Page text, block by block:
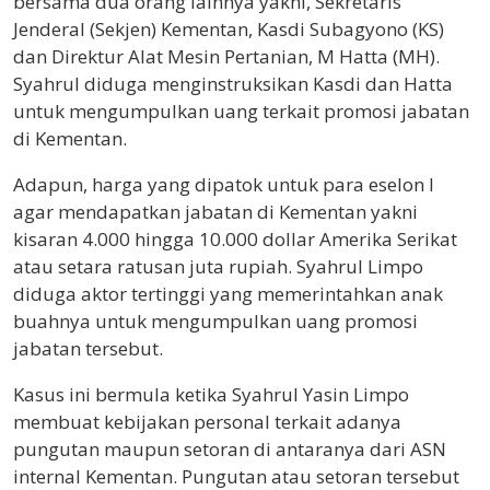
Jenderal (Sekjen) Kementan, Kasdi Subagyono (KS)
dan Direktur Alat Mesin Pertanian, M Hatta (MH).
Syahrul diduga menginstruksikan Kasdi dan Hatta
untuk mengumpulkan uang terkait promosi jabatan
di Kementan.
Adapun, harga yang dipatok untuk para eselon I
agar mendapatkan jabatan di Kementan yakni
kisaran 4.000 hingga 10.000 dollar Amerika Serikat
atau setara ratusan juta rupiah. Syahrul Limpo
diduga aktor tertinggi yang memerintahkan anak
buahnya untuk mengumpulkan uang promosi
jabatan tersebut.
Kasus ini bermula ketika Syahrul Yasin Limpo
membuat kebijakan personal terkait adanya
pungutan maupun setoran di antaranya dari ASN
internal Kementan. Pungutan atau setoran tersebut